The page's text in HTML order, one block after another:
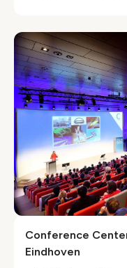
Conference
Eindhoven